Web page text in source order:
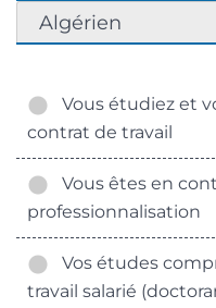
Algérien
Vous étudiez et
contrat de travail
Vous êtes en
professionnalisation
Vos études
travail salarié